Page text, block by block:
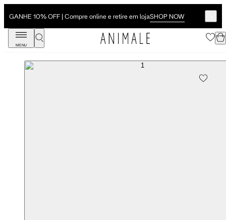
GANHE 10% OFF | Compre online e retire em lojaSHOP NOW
MENU